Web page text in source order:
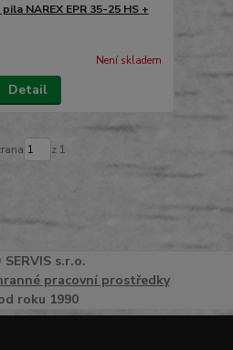
NAREX EPR 35-25 HS +
Není skladem
Detail
z 1
SERVISs.r.o.
pracovní prostředky
roku 1990